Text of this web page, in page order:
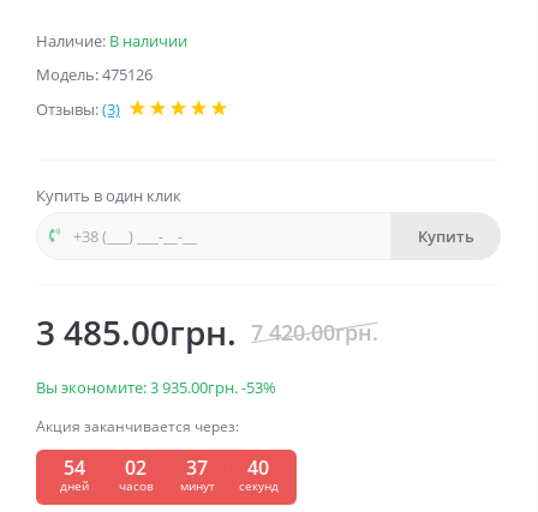
Наличие: В наличии
Модель: 475126
Отзывы:(3)
Купить в один клик
Купить
3 485.00грн. 7 420.00грн.
Вы экономите:3 935.00грн.-53%
Акция заканчивается через:
54
дней
02
часов
37
минут
39
секунд